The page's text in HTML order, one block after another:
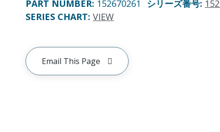
PART NUMBER: 152670261 シリーズ番号:
SERIES CHART: VIEW
Email This Page